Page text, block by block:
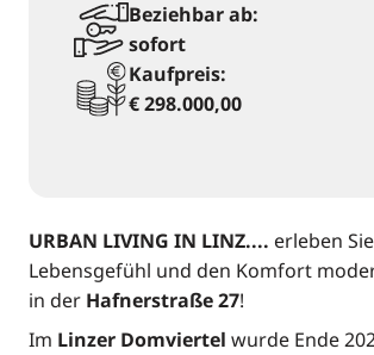
Beziehbar ab:
sofort
Kaufpreis:
€ 298.000,00
URBAN LIVING IN LINZ.... erleben
Lebensgefühl und den Komfort
in der Hafnerstraße 27!
Im Linzer Domviertel wurde Ende